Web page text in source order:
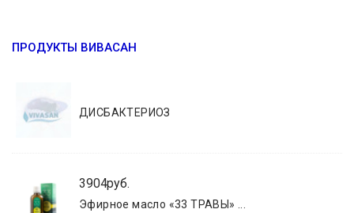
ПРОДУКТЫ ВИВАСАН
ДИСБАКТЕРИОЗ
3904руб.
Эфирное масло «33 ТРАВЫ» ...